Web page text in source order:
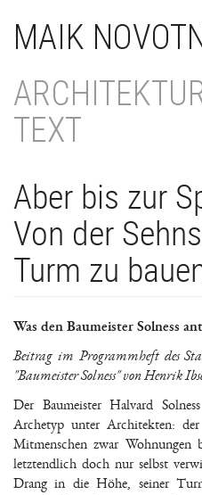
zum
InhaltMAIK
TEXT
Aber bis zur
Von der
Turm zu
Was den Baumeister Solness
Beitrag im Programmheft des
"Baumeister Solness" von Henrik
Der Baumeister Halvard
Archetyp unter Architekten: der
Mitmenschen zwar
letztendlich doch nur selbst
Drang in die Höhe, seiner